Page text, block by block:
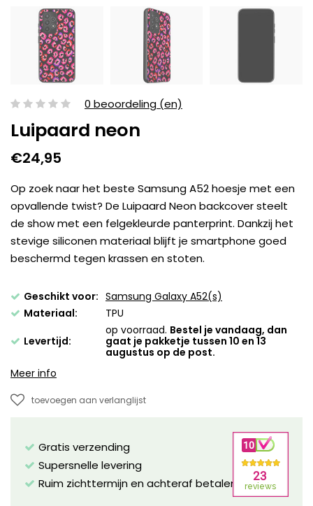
0 beoordeling (en)
Luipaard neon
€24,95
Op zoek naar het beste Samsung A52 hoesje met een
opvallende twist? De Luipaard Neon backcover steelt
de show met een felgekleurde panterprint. Dankzij het
stevige siliconen materiaal blijft je smartphone goed
beschermd tegen krassen en stoten.
Geschikt voor: Samsung Galaxy A52(s)
Materiaal:
TPU
Levertijd:
op voorraad. Bestel je vandaag, dan
gaat je pakketje tussen 10 en 13
augustus op de post.
Meer info
toevoegen aan verlanglijst
Gratis verzending
Supersnelle levering
Ruim zichttermijn en achteraf betalen mogelijk!